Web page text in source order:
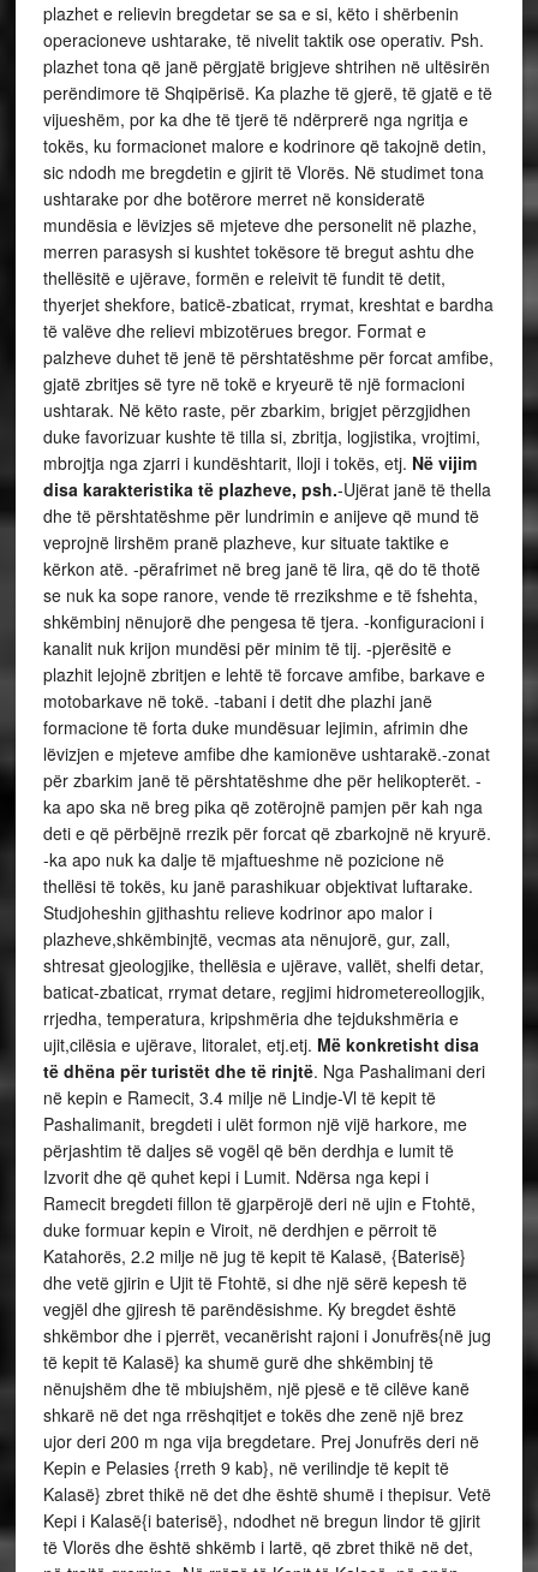
plazhet e relievin bregdetar se sa e si, këto i shërbenin
operacioneve ushtarake, të nivelit taktik ose operativ. Psh.
plazhet tona që janë përgjatë brigjeve shtrihen në ultësirën
perëndimore të Shqipërisë. Ka plazhe të gjerë, të gjatë e të
vijueshëm, por ka dhe të tjerë të ndërprerë nga ngritja e
tokës, ku formacionet malore e kodrinore që takojnë detin,
sic ndodh me bregdetin e gjirit të Vlorës. Në studimet tona
ushtarake por dhe botërore merret në konsideratë
mundësia e lëvizjes së mjeteve dhe personelit në plazhe,
merren parasysh si kushtet tokësore të bregut ashtu dhe
thellësitë e ujërave, formën e releivit të fundit të detit,
thyerjet shekfore, baticë-zbaticat, rrymat, kreshtat e bardha
të valëve dhe relievi mbizotërues bregor. Format e
palzheve duhet të jenë të përshtatëshme për forcat amfibe,
gjatë zbritjes së tyre në tokë e kryeurë të një formacioni
ushtarak. Në këto raste, për zbarkim, brigjet përzgjidhen
duke favorizuar kushte të tilla si, zbritja, logjistika, vrojtimi,
mbrojtja nga zjarri i kundështarit, lloji i tokës, etj. Në vijim
disa karakteristika të plazheve, psh.-Ujërat janë të thella
dhe të përshtatëshme për lundrimin e anijeve që mund të
veprojnë lirshëm pranë plazheve, kur situate taktike e
kërkon atë. -përafrimet në breg janë të lira, që do të thotë
se nuk ka sope ranore, vende të rrezikshme e të fshehta,
shkëmbinj nënujorë dhe pengesa të tjera. -konfiguracioni i
kanalit nuk krijon mundësi për minim të tij. -pjerësitë e
plazhit lejojnë zbritjen e lehtë të forcave amfibe, barkave e
motobarkave në tokë. -tabani i detit dhe plazhi janë
formacione të forta duke mundësuar lejimin, afrimin dhe
lëvizjen e mjeteve amfibe dhe kamionëve ushtarakë.-zonat
për zbarkim janë të përshtatëshme dhe për helikopterët. -
ka apo ska në breg pika që zotërojnë pamjen për kah nga
deti e që përbëjnë rrezik për forcat që zbarkojnë në kryurë.
-ka apo nuk ka dalje të mjaftueshme në pozicione në
thellësi të tokës, ku janë parashikuar objektivat luftarake.
Studjoheshin gjithashtu relieve kodrinor apo malor i
plazheve,shkëmbinjtë, vecmas ata nënujorë, gur, zall,
shtresat gjeologjike, thellësia e ujërave, vallët, shelfi detar,
baticat-zbaticat, rrymat detare, regjimi hidrometereollogjik,
rrjedha, temperatura, kripshmëria dhe tejdukshmëria e
ujit,cilësia e ujërave, litoralet, etj.etj. Më konkretisht disa
të dhëna për turistët dhe të rinjtë. Nga Pashalimani deri
në kepin e Ramecit, 3.4 milje në Lindje-Vl të kepit të
Pashalimanit, bregdeti i ulët formon një vijë harkore, me
përjashtim të daljes së vogël që bën derdhja e lumit të
Izvorit dhe që quhet kepi i Lumit. Ndërsa nga kepi i
Ramecit bregdeti fillon të gjarpërojë deri në ujin e Ftohtë,
duke formuar kepin e Viroit, në derdhjen e përroit të
Katahorës, 2.2 milje në jug të kepit të Kalasë, {Baterisë}
dhe vetë gjirin e Ujit të Ftohtë, si dhe një sërë kepesh të
vegjël dhe gjiresh të parëndësishme. Ky bregdet është
shkëmbor dhe i pjerrët, vecanërisht rajoni i Jonufrës{në jug
të kepit të Kalasë} ka shumë gurë dhe shkëmbinj të
nënujshëm dhe të mbiujshëm, një pjesë e të cilëve kanë
shkarë në det nga rrëshqitjet e tokës dhe zenë një brez
ujor deri 200 m nga vija bregdetare. Prej Jonufrës deri në
Kepin e Pelasies {rreth 9 kab}, në verilindje të kepit të
Kalasë} zbret thikë në det dhe është shumë i thepisur. Vetë
Kepi i Kalasë{i baterisë}, ndodhet në bregun lindor të gjirit
të Vlorës dhe është shkëmb i lartë, që zbret thikë në det,